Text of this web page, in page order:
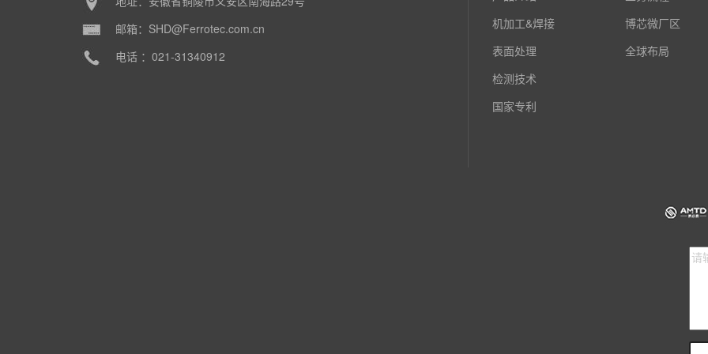
邮箱：SHD@Ferrotec.com.cn
电话 ：021-31340912
机加工&焊接
表面处理
检测技术
国家专利
博芯微厂区
全球布局